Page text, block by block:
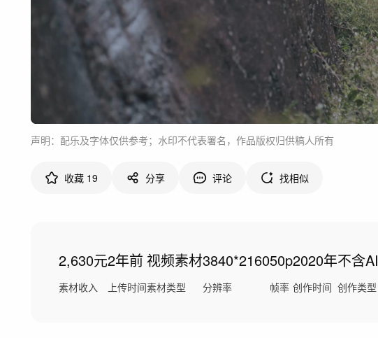
声明：配乐及字体仅供参考；水印不代表署名，作品版权归供稿人所有
收藏 19 分享 评论 找相似
2,630元
素材收入
2年前
上传时间
视频素材
素材类型
3840*2160
分辨率
50p
帧率
2020年
创作时间
不含AI
创作类型